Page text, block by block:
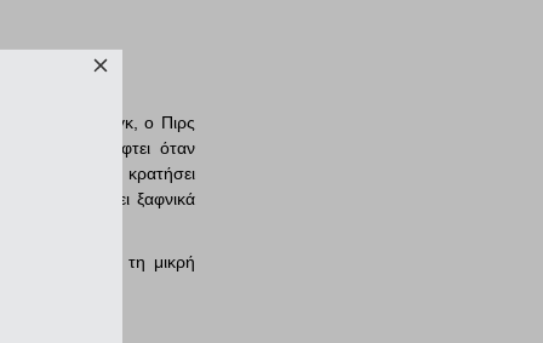
Γουαϊόμινγκ, ο Πιρς
του κακοπέφτει όταν
να κρατήσει
που φουντώνει ξαφνικά
θέλει: αυτή τη μικρή